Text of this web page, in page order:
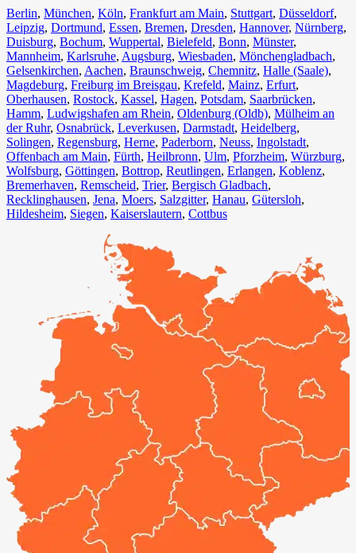
Berlin⁠, München, Köln⁠, Frankfurt am Main, Stuttgart, Düsseldorf,
Leipzig, Dortmund, Essen, Bremen, Dresden, Hannover, Nürnberg,
Duisburg⁠, Bochum, Wuppertal⁠, Bielefeld⁠, Bonn⁠, Münster⁠,
Mannheim, Karlsruhe, Augsburg, Wiesbaden⁠, Mönchengladbach⁠,
Gelsenkirchen⁠, Aachen⁠, Braunschweig, Chemnitz⁠, Halle (Saale)⁠,
Magdeburg, Freiburg im Breisgau⁠, Krefeld⁠, Mainz⁠, Erfurt,
Oberhausen⁠, Rostock⁠, Kassel⁠, Hagen, Potsdam, Saarbrücken⁠,
Hamm, Ludwigshafen am Rhein⁠, Oldenburg (Oldb), Mülheim an
der Ruhr, Osnabrück⁠, Leverkusen, Darmstadt⁠, Heidelberg,
Solingen, Regensburg, Herne⁠, Paderborn, Neuss, Ingolstadt,
Offenbach am Main, Fürth⁠, Heilbronn, Ulm⁠, Pforzheim, Würzburg,
Wolfsburg⁠, Göttingen, Bottrop, Reutlingen, Erlangen⁠, Koblenz,
Bremerhaven⁠, Remscheid, Trier⁠, Bergisch Gladbach,
Recklinghausen, Jena⁠, Moers⁠, Salzgitter⁠, Hanau, Gütersloh,
Hildesheim⁠, Siegen⁠, Kaiserslautern⁠, Cottbus⁠